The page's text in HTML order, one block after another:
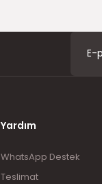
Yardım
WhatsApp Destek
Teslimat